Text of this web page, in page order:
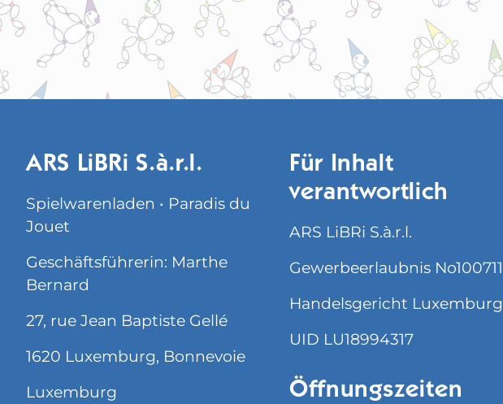
ARS LiBRi S.à.r.l.
Spielwarenladen • Paradis du
Jouet
Geschäftsführerin: Marthe
Bernard
27, rue Jean Baptiste Gellé
1620 Luxemburg, Bonnevoie
Luxemburg
Für Inhalt
verantwortlich
ARS LiBRi S.à.r.l.
Gewerbeerlaubnis No100711
Handelsgericht Luxemburg
UID LU18994317
Öffnungszeiten